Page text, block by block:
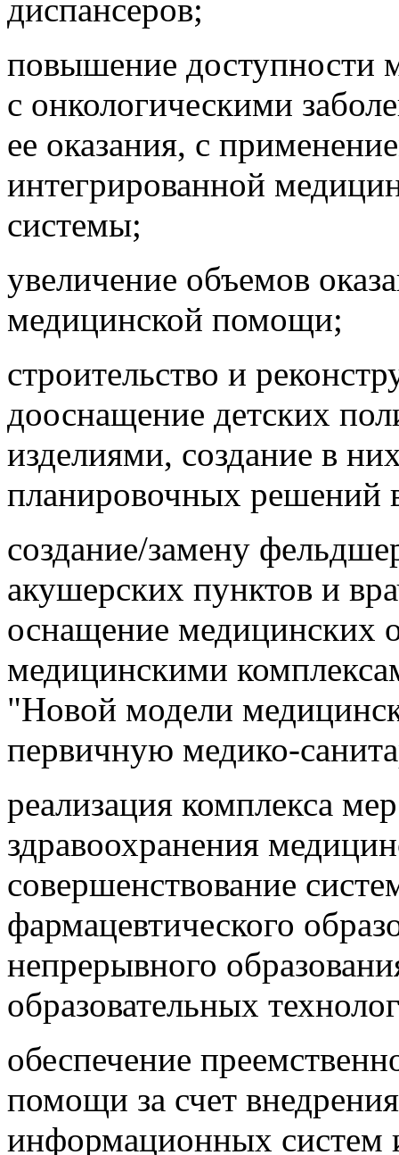
диспансеров;
повышение
с онкологическими
ее оказания, с
интегрированной
системы;
увеличение объемов
медицинской помощи;
строительство и
дооснащение детских
изделиями, создание в
планировочных решений
создание/замену
акушерских пунктов и
оснащение медицинских
медицинскими
"Новой модели
первичную медико-
реализация комплекса
здравоохранения
совершенствование
фармацевтического
непрерывного
образовательных
обеспечение
помощи за счет
информационных систем